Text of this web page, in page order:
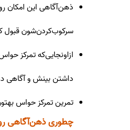
ذهن‌آگاهی این امکان
سرکوب‌کردن‌شون قبول
ازاونجایی‌که تمرکز
داشتن بینش و آگاهی
تمرین تمرکز حواس
چطوری ذهن‌آگاهی